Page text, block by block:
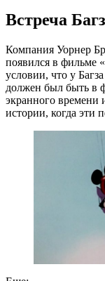
Встреча
Компания Уорнер
появился в фильме
условии, что у
должен был быть в
экранного времени
истории, когда эти